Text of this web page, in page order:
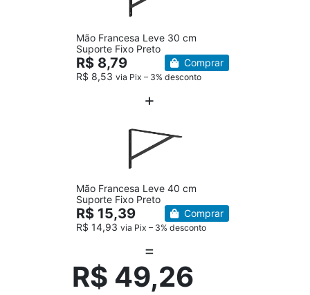
Mão Francesa Leve 30 cm
Suporte Fixo Preto
R$ 8,79
R$ 8,53 via Pix – 3% desconto
Comprar
Mão Francesa Leve 40 cm
Suporte Fixo Preto
R$ 15,39
R$ 14,93 via Pix – 3% desconto
Comprar
R$ 49,26